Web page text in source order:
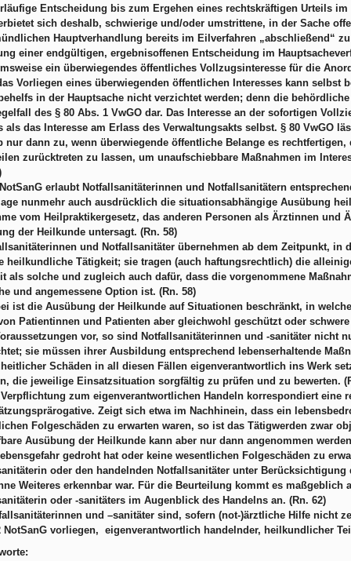
Entscheidung bis zum Ergehen eines rechtskräftigen Urteils im
sich deshalb, schwierige und/oder umstrittene, in der Sache
Hauptverhandlung bereits im Eilverfahren „abschließend“
einer endgültigen, ergebnisoffenen Entscheidung im
ein überwiegendes öffentliches Vollzugsinteresse für die
Vorliegen eines überwiegenden öffentlichen Interesses kann selbst
in der Hauptsache nicht verzichtet werden; denn die
des § 80 Abs. 1 VwGO dar. Das Interesse an der sofortigen
als das Interesse am Erlass des Verwaltungsakts selbst. § 80 VwGO
nur dann zu, wenn überwiegende öffentliche Belange es
zurücktreten zu lassen, um unaufschiebbare Maßnahmen im
erlaubt Notfallsanitäterinnen und Notfallsanitätern
nunmehr auch ausdrücklich die situationsabhängige Ausübung
vom Heilpraktikergesetz, das anderen Personen als Ärztinnen und
der Heilkunde untersagt. (Rn. 58)
und Notfallsanitäter übernehmen ab dem Zeitpunkt, in
heilkundliche Tätigkeit; sie tragen (auch haftungsrechtlich) die
als solche und zugleich auch dafür, dass die vorgenommene
und angemessene Option ist. (Rn. 58)
ist die Ausübung der Heilkunde auf Situationen beschränkt, in
Patientinnen und Patienten aber gleichwohl geschützt oder
vor, so sind Notfallsanitäterinnen und -sanitäter nicht
sie müssen ihrer Ausbildung entsprechend lebenserhaltende
Schäden in all diesen Fällen eigenverantwortlich ins Werk
die jeweilige Einsatzsituation sorgfältig zu prüfen und zu bewerten.
Verpflichtung zum eigenverantwortlichen Handeln korrespondiert eine
Zeigt sich etwa im Nachhinein, dass ein
Folgeschäden zu erwarten waren, so ist das Tätigwerden zwar
Ausübung der Heilkunde kann aber nur dann angenommen
gedroht hat oder keine wesentlichen Folgeschäden zu
oder den handelnden Notfallsanitäter unter
Weiteres erkennbar war. Für die Beurteilung kommt es maßgeblich
oder -sanitäters im Augenblick des Handelns an. (Rn. 62)
und –sanitäter sind, sofern (not-)ärztliche Hilfe nicht
NotSanG vorliegen, eigenverantwortlich handelnder, heilkundlicher